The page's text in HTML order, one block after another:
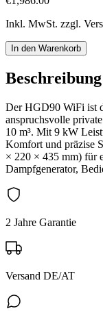
Inkl. MwSt. zzgl.
In den Warenkorb
Beschreibung
Der HGD90 WiFi ist
anspruchsvolle
10 m³. Mit 9 kW
Komfort und präzise
× 220 × 435 mm) für
Dampfgenerator,
2 Jahre Garantie
Versand DE/AT